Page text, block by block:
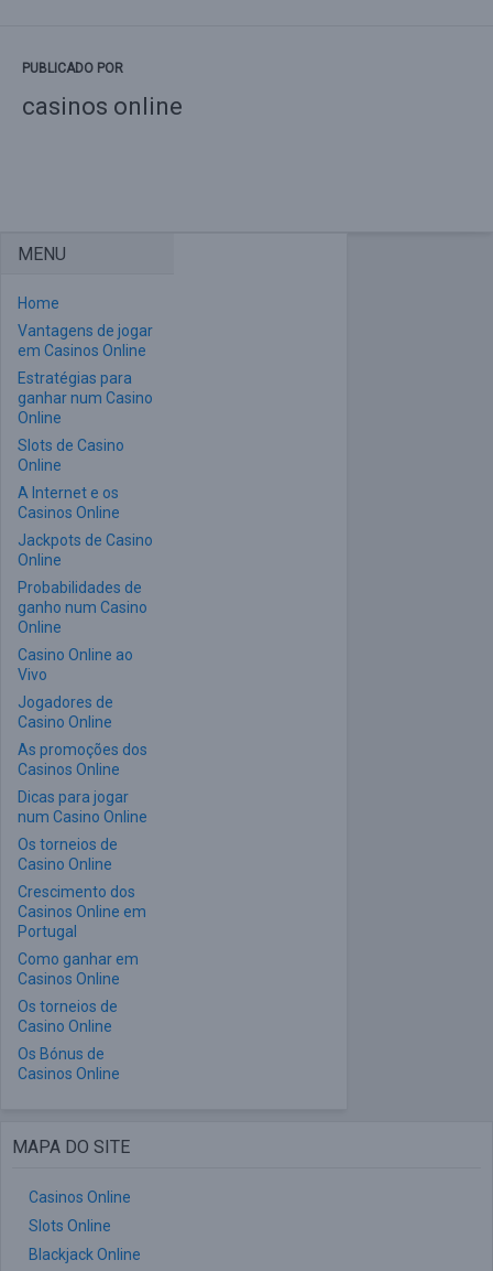
PUBLICADO POR
casinos online
MENU
Home
Vantagens de jogar
em Casinos Online
Estratégias para
ganhar num Casino
Online
Slots de Casino
Online
A Internet e os
Casinos Online
Jackpots de Casino
Online
Probabilidades de
ganho num Casino
Online
Casino Online ao
Vivo
Jogadores de
Casino Online
As promoções dos
Casinos Online
Dicas para jogar
num Casino Online
Os torneios de
Casino Online
Crescimento dos
Casinos Online em
Portugal
Como ganhar em
Casinos Online
Os torneios de
Casino Online
Os Bónus de
Casinos Online
MAPA DO SITE
Casinos Online
Slots Online
Blackjack Online